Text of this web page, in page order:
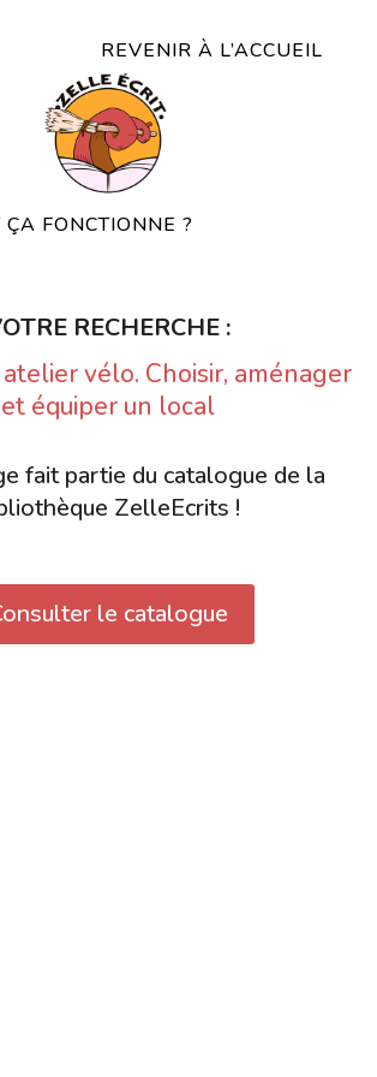
REVENIR À L’ACCUEIL
FONCTIONNE ?
RECHERCHE :
vélo. Choisir, aménager
et équiper un local
fait partie du catalogue de la
ZelleEcrits !
le catalogue